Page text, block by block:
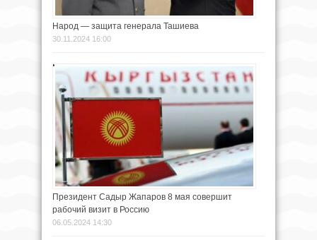
Народ — защита генерала Ташиева
30.11.2024 16:00
Президент Садыр Жапаров 8 мая совершит
рабочий визит в Россию
06.05.2024 14:30